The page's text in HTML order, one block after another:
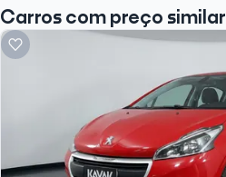
Carros com preço similar